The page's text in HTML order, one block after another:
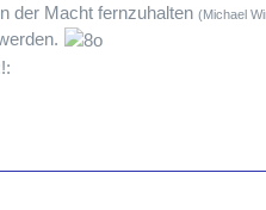
der Macht fernzuhalten (Michael